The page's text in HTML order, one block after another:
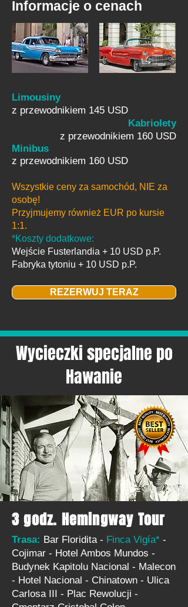
Informacje o cenach
Limousiny
z przewodnikiem 145 USD
Kabriolety
z przewodnikiem 160 USD
Minibus
z przewodnikiem 160 USD
Wszystkie ceny za samochód, NIE za
osobę!
Przyjmujemy również EUR po kursie
1:1.
*Koszty dodatkowe:
Wejście Fusterlandia + 10 USD p.P.
Fabryka tytoniu + 10 USD p.P.
REZERWUJ TERAZ
Wycieczki specjalne po
Hawanie
3 godz. Hemingway Tour
Trasa: Bar Floridita - Finca Vigía* -
Cojimar - Hotel Ambos Mundos -
Budynek Kapitolu Nacional - Malecon
- Hotel Nacional - Chinatown - Ulica
Carlosa III - Plac Rewolucji -